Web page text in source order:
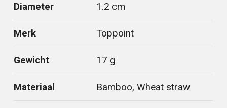
Diameter 1.2 cm
Merk Toppoint
Gewicht 17 g
Materiaal Bamboo, Wheat straw